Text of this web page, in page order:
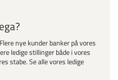
nye kunder banker på vores
ledige stillinger både i vores
stabe. Se alle vores ledige